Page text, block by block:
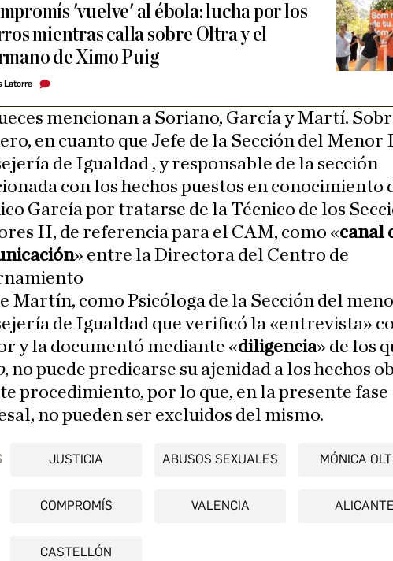
'vuelve' al ébola: lucha por los
mientras calla sobre Oltra y el
de Ximo Puig
Latorre
mencionan a Soriano, García y Martí.
en cuanto que Jefe de la Sección del Menor
de Igualdad , y responsable de la sección
con los hechos puestos en conocimiento
García por tratarse de la Técnico de los
II, de referencia para el CAM, como «canal
» entre la Directora del Centro de
Martín, como Psicóloga de la Sección del
de Igualdad que verificó la «entrevista»
y la documentó mediante «diligencia» de los
, no puede predicarse su ajenidad a los hechos
procedimiento, por lo que, en la presente fase
no pueden ser excluidos del mismo.
JUSTICIA ABUSOS SEXUALES MÓNICA
COMPROMÍS VALENCIA ALICANTE
CASTELLÓN